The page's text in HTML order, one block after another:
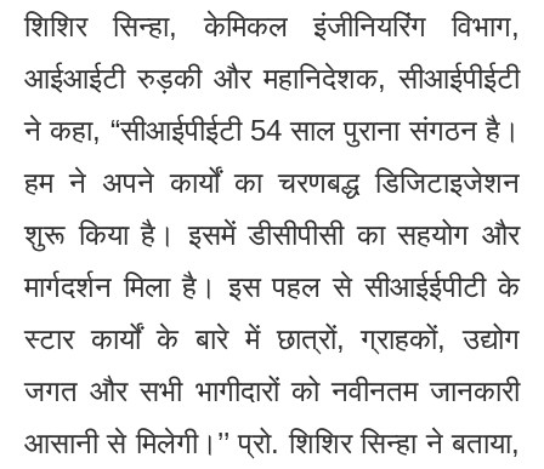
शिशिर सिन्हा, केमिकल इंजीनियरिंग विभाग,
आईआईटी रुड़की और महानिदेशक, सीआईपीईटी
ने कहा, “सीआईपीईटी 54 साल पुराना संगठन है।
हम ने अपने कार्यों का चरणबद्ध डिजिटाइजेशन
शुरू किया है। इसमें डीसीपीसी का सहयोग और
मार्गदर्शन मिला है। इस पहल से सीआईईपीटी के
स्टार कार्यों के बारे में छात्रों, ग्राहकों, उद्योग
जगत और सभी भागीदारों को नवीनतम जानकारी
आसानी से मिलेगी।’’ प्रो. शिशिर सिन्हा ने बताया,